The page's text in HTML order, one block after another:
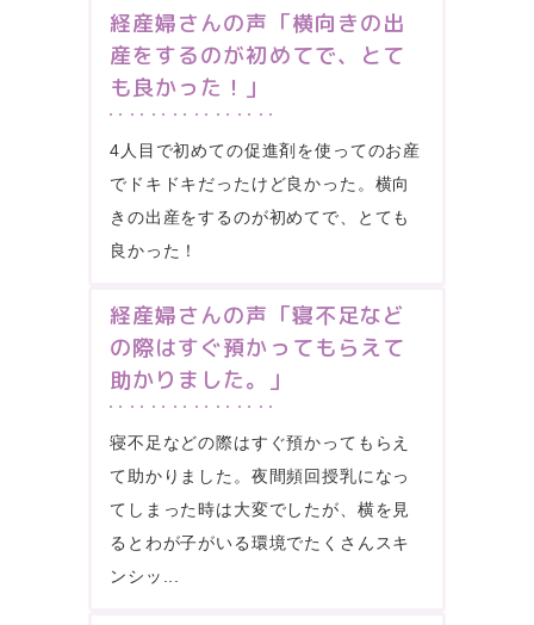
経産婦さんの声「横向きの出
産をするのが初めてで、とて
も良かった！」
4人目で初めての促進剤を使ってのお産
でドキドキだったけど良かった。横向
きの出産をするのが初めてで、とても
良かった！
経産婦さんの声「寝不足など
の際はすぐ預かってもらえて
助かりました。」
寝不足などの際はすぐ預かってもらえ
て助かりました。夜間頻回授乳になっ
てしまった時は大変でしたが、横を見
るとわが子がいる環境でたくさんスキ
ンシッ...